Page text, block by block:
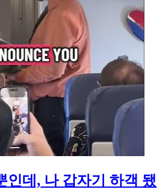
인데, 나 갑자기 하객 됐